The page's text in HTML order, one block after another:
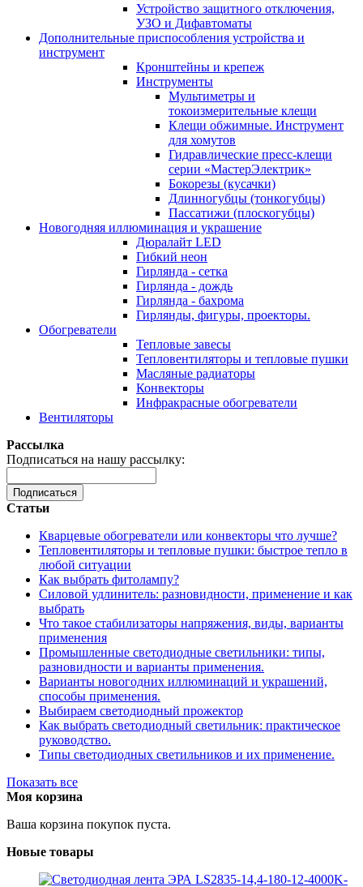
Устройство защитного отключения,
УЗО и Дифавтоматы
Дополнительные приспособления устройства и
инструмент
Кронштейны и крепеж
Инструменты
Мультиметры и
токоизмерительные клещи
Клещи обжимные. Инструмент
для хомутов
Гидравлические пресс-клещи
серии «МастерЭлектрик»
Бокорезы (кусачки)
Длинногубцы (тонкогубцы)
Пассатижи (плоскогубцы)
Новогодняя иллюминация и украшение
Дюралайт LED
Гибкий неон
Гирлянда - сетка
Гирлянда - дождь
Гирлянда - бахрома
Гирлянды, фигуры, проекторы.
Обогреватели
Тепловые завесы
Тепловентиляторы и тепловые пушки
Масляные радиаторы
Конвекторы
Инфракрасные обогреватели
Вентиляторы
Рассылка
Подписаться на нашу рассылку:
Подписаться
Статьи
Кварцевые обогреватели или конвекторы что лучше?
Тепловентиляторы и тепловые пушки: быстрое тепло в
любой ситуации
Как выбрать фитолампу?
Силовой удлинитель: разновидности, применение и как
выбрать
Что такое стабилизаторы напряжения, виды, варианты
применения
Промышленные светодиодные светильники: типы,
разновидности и варианты применения.
Варианты новогодних иллюминаций и украшений,
способы применения.
Выбираем светодиодный прожектор
Как выбрать светодиодный светильник: практическое
руководство.
Типы светодиодных светильников и их применение.
Показать все
Моя корзина
Ваша корзина покупок пуста.
Новые товары